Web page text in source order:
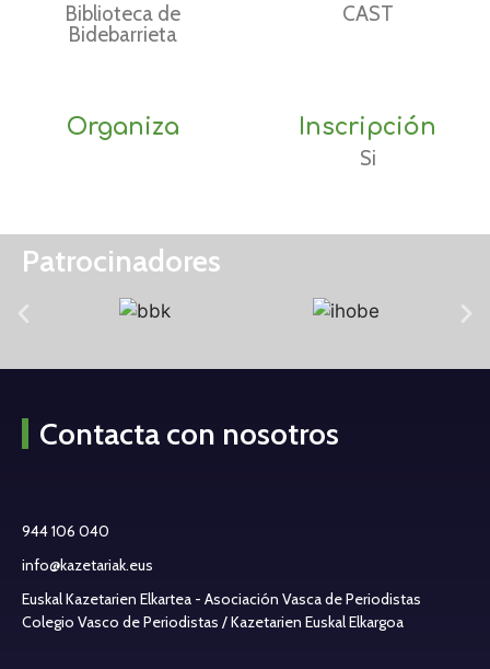
Biblioteca de
Bidebarrieta
CAST
Organiza Inscripción
Si
Patrocinadores
Contacta con nosotros
944 106 040
info@kazetariak.eus
Euskal Kazetarien Elkartea - Asociación Vasca de Periodistas
Colegio Vasco de Periodistas / Kazetarien Euskal Elkargoa